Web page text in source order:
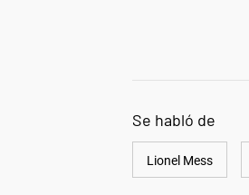
Se habló de
Lionel Mess